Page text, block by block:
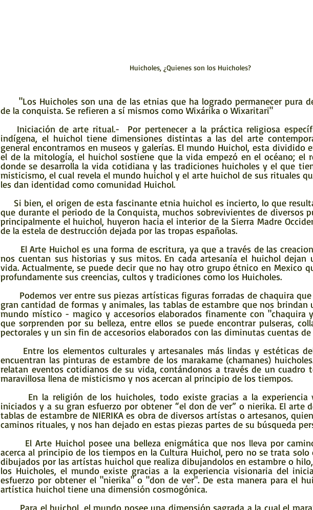
Huicholes, ¿Quienes son los Huicholes?
      "Los Huicholes son una de las etnias que ha logrado permanecer pura desde los tiempos
de la conquista. Se refieren a sí mismos como Wixárika o Wixaritari"
indígena, el huichol tiene dimensiones distintas a las del arte
general encontramos en museos y galerías. El mundo Huichol, esta dividido
el de la mitología, el huichol sostiene que la vida empezó en el océano; el
donde se desarrolla la vida cotidiana y las tradiciones huicholes y el que
misticismo, el cual revela el mundo huichol y el arte huichol de sus rituales
les dan identidad como comunidad Huichol.
que durante el periodo de la Conquista, muchos sobrevivientes de diversos
principalmente el huichol, huyeron hacia el interior de la Sierra Madre
de la estela de destrucción dejada por las tropas españolas.
nos cuentan sus historias y sus mitos. En cada artesanía el huichol dejan
vida. Actualmente, se puede decir que no hay otro grupo étnico en Mexico
profundamente sus creencias, cultos y tradiciones como los Huicholes.
gran cantidad de formas y animales, las tablas de estambre que nos brindan
mundo místico - magico y accesorios elaborados finamente con "chaquira
que sorprenden por su belleza, entre ellos se puede encontrar pulseras,
pectorales y un sin fin de accesorios elaborados con las diminutas cuentas
encuentran las pinturas de estambre de los marakame (chamanes)
relatan eventos cotidianos de su vida, contándonos a través de un cuadro
maravillosa llena de misticismo y nos acercan al principio de los tiempos.
iniciados y a su gran esfuerzo por obtener “el don de ver” o nierika. El arte
tablas de estambre de NIERIKA es obra de diversos artístas o artesanos,
caminos rituales, y nos han dejado en estas piezas partes de su búsqueda
acerca al principio de los tiempos en la Cultura Huichol, pero no se trata
dibujados por las artístas huichol que realiza dibujandolos en estambre o
los Huicholes, el mundo existe gracias a la experiencia visionaria del
esfuerzo por obtener el "nierika" o "don de ver". De esta manera para el
artística huichol tiene una dimensión cosmogónica.